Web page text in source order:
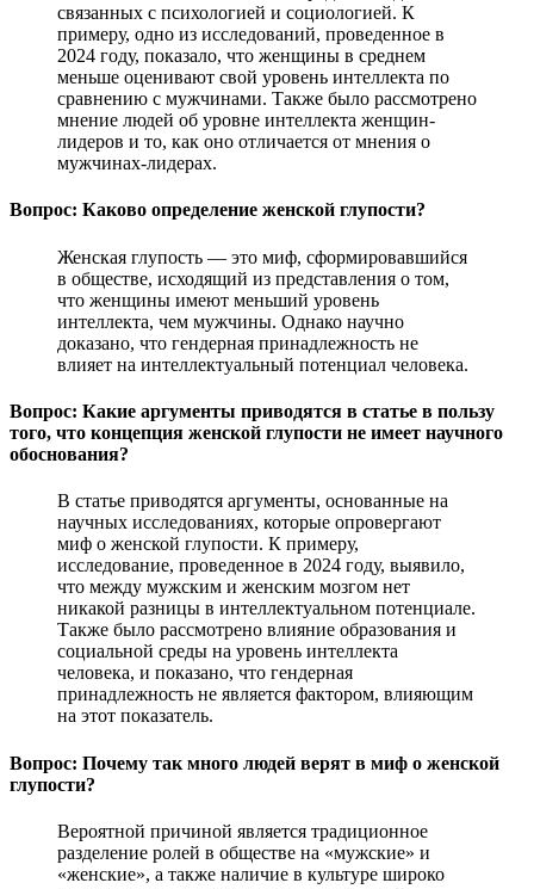
связанных с психологией и социологией. К
примеру, одно из исследований, проведенное в
2024 году, показало, что женщины в среднем
меньше оценивают свой уровень интеллекта по
сравнению с мужчинами. Также было рассмотрено
мнение людей об уровне интеллекта женщин-
лидеров и то, как оно отличается от мнения о
мужчинах-лидерах.
Вопрос: Каково определение женской глупости?
Женская глупость — это миф, сформировавшийся
в обществе, исходящий из представления о том,
что женщины имеют меньший уровень
интеллекта, чем мужчины. Однако научно
доказано, что гендерная принадлежность не
влияет на интеллектуальный потенциал человека.
Вопрос: Какие аргументы приводятся в статье в пользу
того, что концепция женской глупости не имеет научного
обоснования?
В статье приводятся аргументы, основанные на
научных исследованиях, которые опровергают
миф о женской глупости. К примеру,
исследование, проведенное в 2024 году, выявило,
что между мужским и женским мозгом нет
никакой разницы в интеллектуальном потенциале.
Также было рассмотрено влияние образования и
социальной среды на уровень интеллекта
человека, и показано, что гендерная
принадлежность не является фактором, влияющим
на этот показатель.
Вопрос: Почему так много людей верят в миф о женской
глупости?
Вероятной причиной является традиционное
разделение ролей в обществе на «мужские» и
«женские», а также наличие в культуре широко